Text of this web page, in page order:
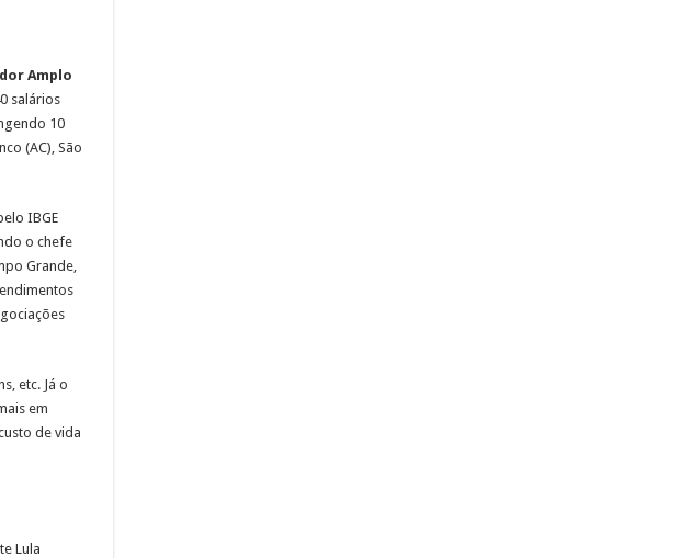
Amplo
salários
10
(AC), São
IBGE
o chefe
Grande,
etc. Já o
em
de vida
Lula